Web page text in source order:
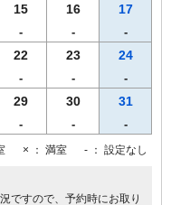
15
-
16
-
17
-
22
-
23
-
24
-
29
-
30
-
31
-
× ： 満室 - ： 設定なし
ですので、予約時にお取り